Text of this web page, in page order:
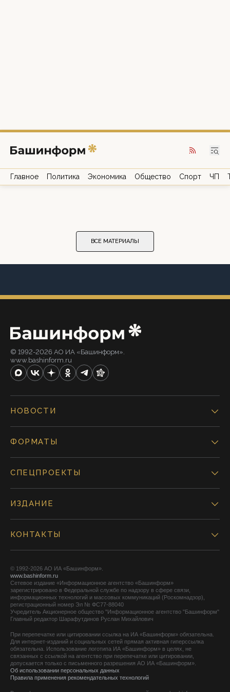
Главное Политика Экономика Общество Спорт ЧП
ВСЕ МАТЕРИАЛЫ
© 1992-2026 АО ИА «Башинформ».
www.bashinform.ru
НОВОСТИ
ФОРМАТЫ
СПЕЦПРОЕКТЫ
ИЗДАНИЕ
КОНТАКТЫ
© 1992-2026 АО ИА «Башинформ».
www.bashinform.ru
Сетевое издание «Информационное агентство «Башинформ»
зарегистрировано в Федеральной службе по надзору в сфере связи,
информационных технологий и массовых коммуникаций (Роскомнадзор),
регистрационный номер Эл № ФС77-88040
Учредитель Акционерное общество "Информационное агентство "Башинформ"
Главный редактор Шарафутдинов Руслан Михайлович
При перепечатке или цитировании ссылка на ИА «Башинформ» обязательна.
Для интернет-изданий и социальных сетей прямая активная гиперссылка
обязательна. Использование логотипа ИА «Башинформ» в целях, не
связанных с ссылкой на агентство при перепечатке или цитировании,
допускается только с письменного разрешения АО ИА «Башинформ».
Об использовании персональных данных
Правила применения рекомендательных технологий